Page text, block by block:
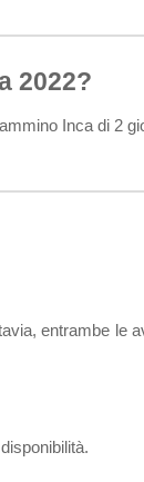
2022?
Inca di 2
entrambe le